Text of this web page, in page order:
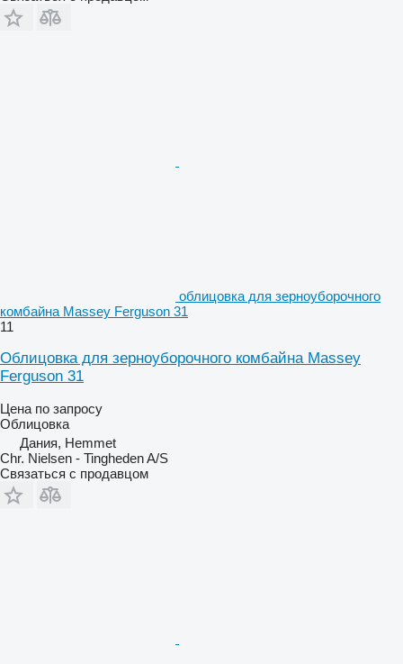
облицовка для зерноуборочного
комбайна Massey Ferguson 31
11
Облицовка для зерноуборочного комбайна Massey
Ferguson 31
Цена по запросу
Облицовка
Дания, Hemmet
Chr. Nielsen - Tingheden A/S
Связаться с продавцом